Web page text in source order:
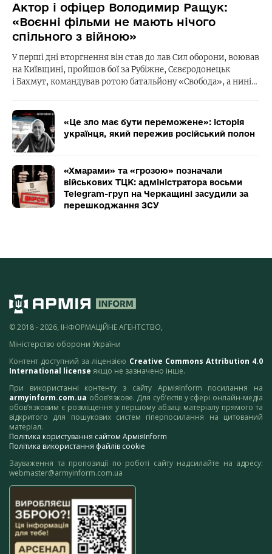
Актор і офіцер Володимир Ращук:
«Воєнні фільми не мають нічого
спільного з війною»
У перші дні вторгнення він став до лав Сил оборони, воював
на Київщині, пройшов бої за Рубіжне, Сєвєродонецьк
і Бахмут, командував ротою батальйону «Свобода», а нині…
«Це зло має бути переможене»: історія
українця, який пережив російський полон
«Хмарами» та «грозою» позначали
військових ТЦК: адміністратора восьми
Telegram-груп на Черкащині засудили за
перешкоджання ЗСУ
© 2018 - 2026, ІНФОРМАЦІЙНЕ АГЕНТСТВО,
Міністерство оборони України
Контент доступний за ліцензією Creative Commons Attribution 4.0
International license якщо не зазначено інше.
При використанні контенту з сайту АрміяInform посилання на
armyinform.com.ua обов’язкове. Для суб’єктів у сфері онлайн-медіа
обов’язковим є розміщення у першому абзаці матеріалу прямого та
відкритого для пошукових систем гіперпосилання на цитований
матеріал.
Політика користування сайтом АрміяInform
Політика використання файлів cookie
Зауваження та пропозиції по роботі сайту надсилайте на адресу:
webmaster@armyinform.com.ua